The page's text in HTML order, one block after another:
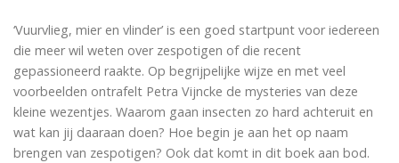
‘Vuurvlieg, mier en vlinder’ is een goed startpunt voor iedereen
die meer wil weten over zespotigen of die recent
gepassioneerd raakte. Op begrijpelijke wijze en met veel
voorbeelden ontrafelt Petra Vijncke de mysteries van deze
kleine wezentjes. Waarom gaan insecten zo hard achteruit en
wat kan jij daaraan doen? Hoe begin je aan het op naam
brengen van zespotigen? Ook dat komt in dit boek aan bod.